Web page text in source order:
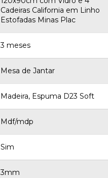
Cadeiras California em Linho
Estofadas Minas Plac
3 meses
Mesa de Jantar
Madeira, Espuma D23 Soft
Mdf/mdp
Sim
3mm